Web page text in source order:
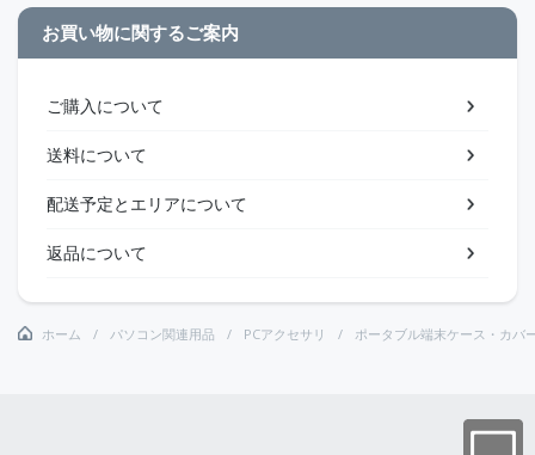
お買い物に関するご案内
ご購入について
送料について
配送予定とエリアについて
返品について
ホーム パソコン関連用品 PCアクセサリ ポータブル端末ケース・カバ